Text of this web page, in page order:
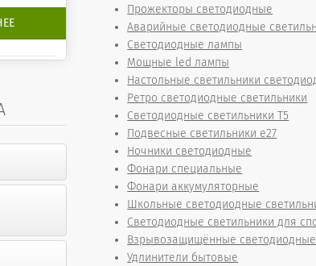
Прожекторы светодиодные
Аварийные светодиодные
Светодиодные лампы
Мощные led лампы
Настольные светильники
Ретро светодиодные светильники
Светодиодные светильники T5
Подвесные светильники е27
Ночники светодиодные
Фонари специальные
Фонари аккумуляторные
Школьные светодиодные
Светодиодные светильники для
Взрывозащищённые светодиодные
Удлинители бытовые